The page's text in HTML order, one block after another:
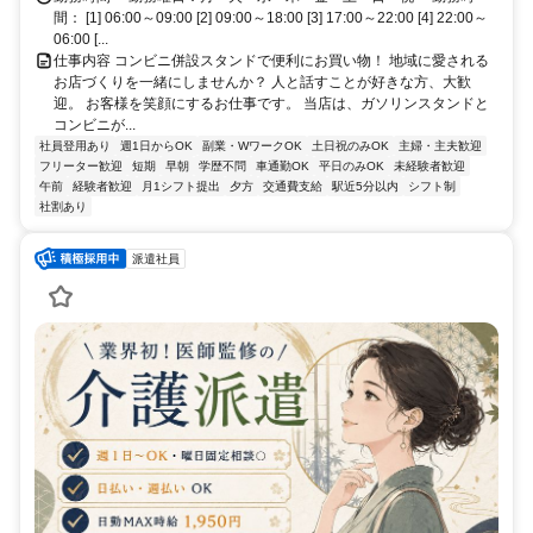
間： [1] 06:00～09:00 [2] 09:00～18:00 [3] 17:00～22:00 [4] 22:00～
06:00 [...
仕事内容 コンビニ併設スタンドで便利にお買い物！ 地域に愛される
お店づくりを一緒にしませんか？ 人と話すことが好きな方、大歓
迎。 お客様を笑顔にするお仕事です。 当店は、ガソリンスタンドと
コンビニが...
社員登用あり 週1日からOK 副業・WワークOK 土日祝のみOK
主婦・主夫歓迎
フリーター歓迎
短期 早朝 学歴不問 車通勤OK 平日のみOK
未経験者歓迎
午前
経験者歓迎 月1シフト提出 夕方 交通費支給 駅近5分以内
シフト制
社割あり
派遣社員